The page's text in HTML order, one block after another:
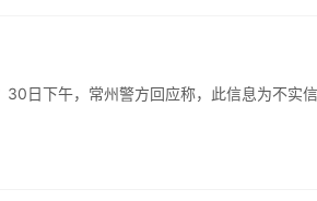
日下午，常州警方回应称，此信息为不实